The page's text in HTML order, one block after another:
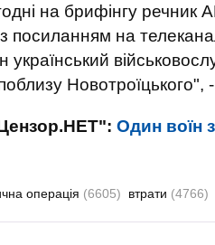
на брифінгу речник
посиланням на
Новотроїцького", -
Один воїн
операція (6605) втрати (4766)